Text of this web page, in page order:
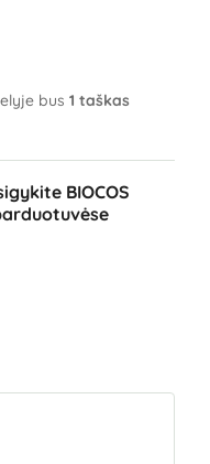
bus 1 taškas
BIOCOS